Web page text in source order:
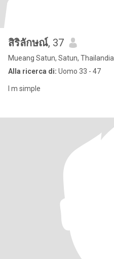
สิริลักษณ์, 37
Mueang Satun, Satun, Thailandia
Alla ricerca di: Uomo 33 - 47
I m simple